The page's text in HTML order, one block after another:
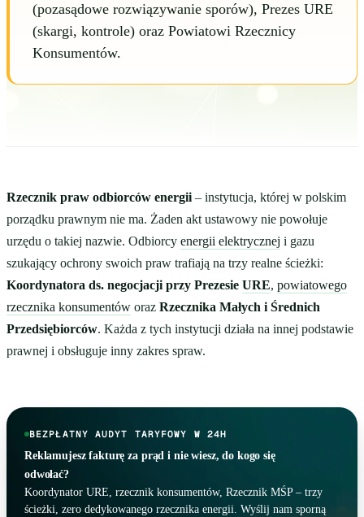
(pozasądowe rozwiązywanie sporów), Prezes URE
(skargi, kontrole) oraz Powiatowi Rzecznicy
Konsumentów.
Rzecznik praw odbiorców energii – instytucja, której w polskim
porządku prawnym nie ma. Żaden akt ustawowy nie powołuje
urzędu o takiej nazwie. Odbiorcy energii elektrycznej i gazu
szukający ochrony swoich praw trafiają na trzy realne ścieżki:
Koordynatora ds. negocjacji przy Prezesie URE, powiatowego
rzecznika konsumentów oraz Rzecznika Małych i Średnich
Przedsiębiorców. Każda z tych instytucji działa na innej podstawie
prawnej i obsługuje inny zakres spraw.
BEZPŁATNY AUDYT TARYFOWY W 24H
Reklamujesz fakturę za prąd i nie wiesz, do kogo się
odwołać?
Koordynator URE, rzecznik konsumentów, Rzecznik MŚP – trzy
ścieżki, zero dedykowanego rzecznika energii. Wyślij nam sporną